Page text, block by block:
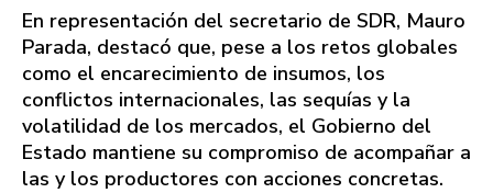
En representación del secretario de SDR, Mauro
Parada, destacó que, pese a los retos globales
como el encarecimiento de insumos, los
conflictos internacionales, las sequías y la
volatilidad de los mercados, el Gobierno del
Estado mantiene su compromiso de acompañar a
las y los productores con acciones concretas.